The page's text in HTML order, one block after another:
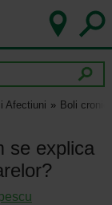
Afectiuni Boli
se explica